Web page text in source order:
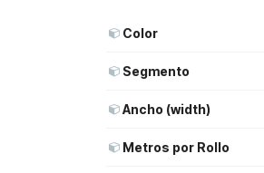
Color
Segmento
Ancho (width)
Metros por Rollo